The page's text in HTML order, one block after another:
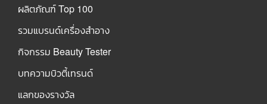
ผลิตภัณฑ์ Top 100
รวมแบรนด์เครื่องสำอาง
กิจกรรม Beauty Tester
บทความบิวตี้เทรนด์
แลกของรางวัล